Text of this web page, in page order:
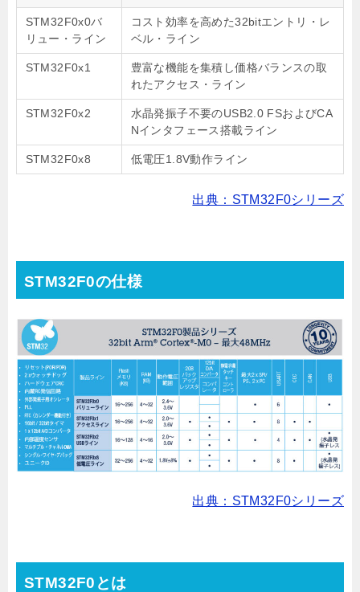
STM32F0x0バ
リュー・ライン
コスト効率を高めた32bitエントリ・レ
ベル・ライン
STM32F0x1
豊富な機能を集積し価格バランスの取
れたアクセス・ライン
STM32F0x2
水晶発振子不要のUSB2.0 FSおよびCA
Nインタフェース搭載ライン
STM32F0x8 低電圧1.8V動作ライン
出典：STM32F0シリーズ
STM32F0の仕様
出典：STM32F0シリーズ
STM32F0とは